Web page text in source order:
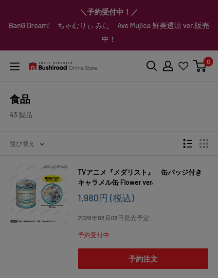
ツ
▼送料をおトクにお買物する方法をご紹介♪
【こちらをクリック】
＼予約受付中！／
BanG Dream! ちゃむりぃ みに Ave Mujica 鮮美透涼 ver.販売
中！
▼「作品・ブランドから探す」で
欲しい商品を手に入れよう！
▼スムーズに商品を探すなら、
「カテゴリーから探す」を活用しよう！
▼お気に入り登録機能を活用しよう♪
【こちらをクリック】
ブ
ー
ド
ラ
ス
ト
ア
0
食品
43 製品
並び替え
TVアニメ『メダリスト』 缶バッジ付き
キャラメル缶 Flower ver.
販
価
1,980円 (税込)
2026年08月08日発売予定
予約受付中
予約注文